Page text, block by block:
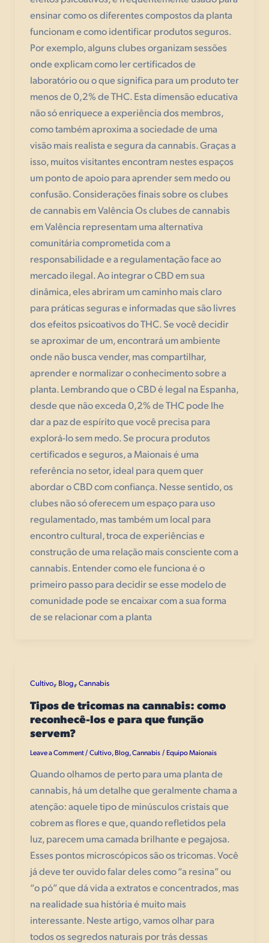
ensinar como os diferentes compostos da planta
funcionam e como identificar produtos seguros.
Por exemplo, alguns clubes organizam sessões
onde explicam como ler certificados de
laboratório ou o que significa para um produto ter
menos de 0,2% de THC. Esta dimensão educativa
não só enriquece a experiência dos membros,
como também aproxima a sociedade de uma
visão mais realista e segura da cannabis. Graças a
isso, muitos visitantes encontram nestes espaços
um ponto de apoio para aprender sem medo ou
confusão. Considerações finais sobre os clubes
de cannabis em Valência Os clubes de cannabis
em Valência representam uma alternativa
comunitária comprometida com a
responsabilidade e a regulamentação face ao
mercado ilegal. Ao integrar o CBD em sua
dinâmica, eles abriram um caminho mais claro
para práticas seguras e informadas que são livres
dos efeitos psicoativos do THC. Se você decidir
se aproximar de um, encontrará um ambiente
onde não busca vender, mas compartilhar,
aprender e normalizar o conhecimento sobre a
planta. Lembrando que o CBD é legal na Espanha,
desde que não exceda 0,2% de THC pode lhe
dar a paz de espírito que você precisa para
explorá-lo sem medo. Se procura produtos
certificados e seguros, a Maionais é uma
referência no setor, ideal para quem quer
abordar o CBD com confiança. Nesse sentido, os
clubes não só oferecem um espaço para uso
regulamentado, mas também um local para
encontro cultural, troca de experiências e
construção de uma relação mais consciente com a
cannabis. Entender como ele funciona é o
primeiro passo para decidir se esse modelo de
comunidade pode se encaixar com a sua forma
de se relacionar com a planta
Cultivo, Blog,Cannabis
Tipos de tricomas na cannabis: como
reconhecê-los e para que função
servem?
Leave a Comment/ Cultivo,Blog,Cannabis/ Equipo Maionais
Quando olhamos de perto para uma planta de
cannabis, há um detalhe que geralmente chama a
atenção: aquele tipo de minúsculos cristais que
cobrem as flores e que, quando refletidos pela
luz, parecem uma camada brilhante e pegajosa.
Esses pontos microscópicos são os tricomas. Você
já deve ter ouvido falar deles como “a resina” ou
“o pó” que dá vida a extratos e concentrados, mas
na realidade sua história é muito mais
interessante. Neste artigo, vamos olhar para
todos os segredos naturais por trás dessas